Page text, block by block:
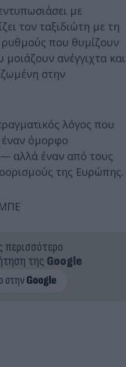
με
τον ταξιδιώτη με τη
ρυθμούς που θυμίζουν
ανέγγιχτα και
στην
λόγος που
έναν όμορφο
αλλά έναν από τους
της Ευρώπης.
περισσότερο
της Google